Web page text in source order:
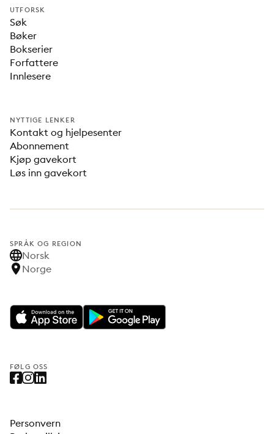
UTFORSK
Søk
Bøker
Bokserier
Forfattere
Innlesere
NYTTIGE LENKER
Kontakt og hjelpesenter
Abonnement
Kjøp gavekort
Løs inn gavekort
SPRÅK OG REGION
Norsk
Norge
FØLG OSS
Personvern